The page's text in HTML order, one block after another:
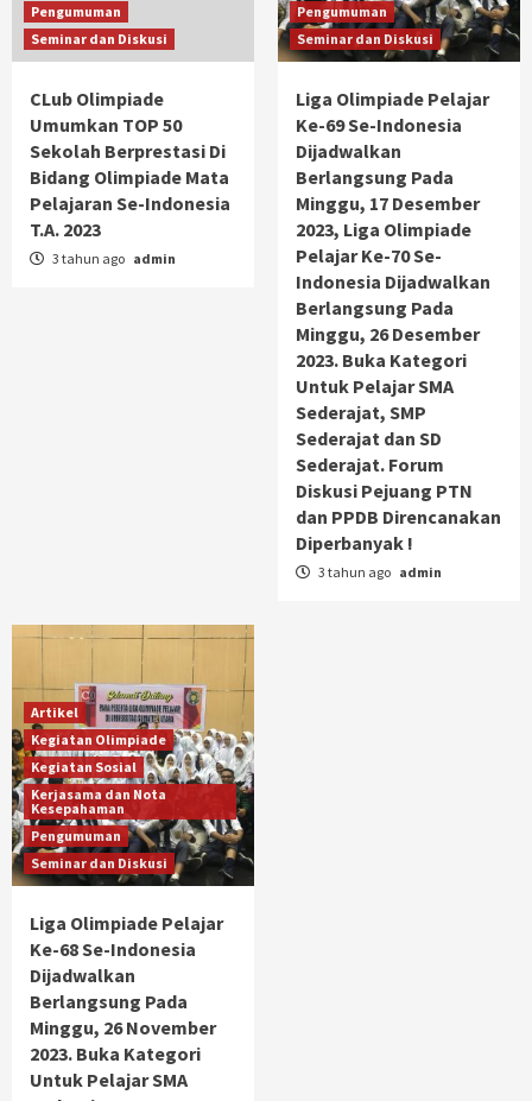
Pengumuman
Seminar dan Diskusi
CLub Olimpiade
Umumkan TOP 50
Sekolah Berprestasi Di
Bidang Olimpiade Mata
Pelajaran Se-Indonesia
T.A. 2023
3 tahun ago admin
Pengumuman
Seminar dan Diskusi
Liga Olimpiade Pelajar
Ke-69 Se-Indonesia
Dijadwalkan
Berlangsung Pada
Minggu, 17 Desember
2023, Liga Olimpiade
Pelajar Ke-70 Se-
Indonesia Dijadwalkan
Berlangsung Pada
Minggu, 26 Desember
2023. Buka Kategori
Untuk Pelajar SMA
Sederajat, SMP
Sederajat dan SD
Sederajat. Forum
Diskusi Pejuang PTN
dan PPDB Direncanakan
Diperbanyak !
3 tahun ago admin
Artikel
Kegiatan Olimpiade
Kegiatan Sosial
Kerjasama dan Nota
Kesepahaman
Pengumuman
Seminar dan Diskusi
Liga Olimpiade Pelajar
Ke-68 Se-Indonesia
Dijadwalkan
Berlangsung Pada
Minggu, 26 November
2023. Buka Kategori
Untuk Pelajar SMA